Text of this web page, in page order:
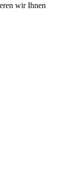
wir Ihnen